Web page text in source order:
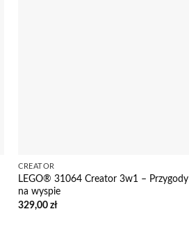
CREATOR
LEGO® 31064 Creator 3w1 – Przygody
na wyspie
329,00zł